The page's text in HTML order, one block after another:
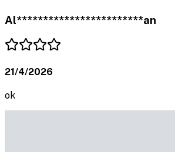
Al************************an
21/4/2026
ok